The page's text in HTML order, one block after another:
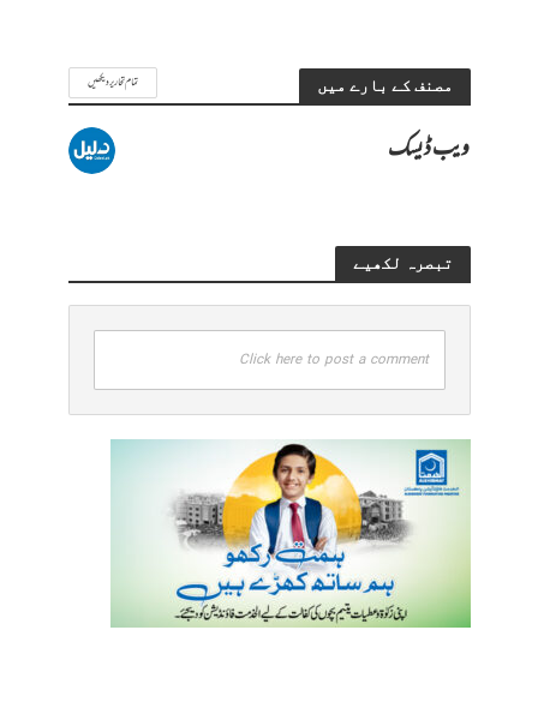
مصنف کے بارے میں تمام تحاریر دیکھیں
ویب ڈیسک
تبصرہ لکھیے
Click here to post a comment